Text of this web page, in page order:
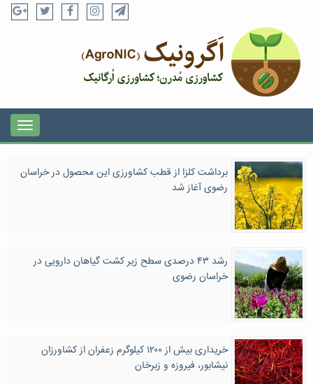
برداشت کلزا از قطب کشاورزی این محصول در خراسان
رضوی آغاز شد
رشد ۴۳ درصدی سطح زیر کشت گیاهان دارویی در
خراسان رضوی
خریداری بیش از ۱۲۰۰ کیلوگرم زعفران از کشاورزان
نیشابور، فیروزه و زبرخان